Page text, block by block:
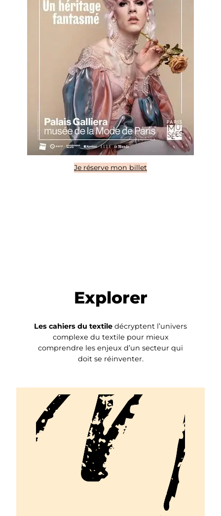
Je réserve mon billet
Explorer
Les cahiers du textile décryptent l’univers
complexe du textile pour mieux
comprendre les enjeux d’un secteur qui
doit se réinventer.